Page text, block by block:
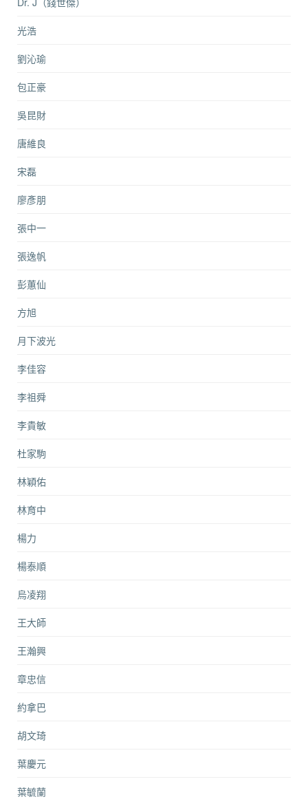
光浩
劉沁瑜
包正豪
吳昆財
唐維良
宋磊
廖彥朋
張中一
張逸帆
彭蕙仙
方旭
月下波光
李佳容
李祖舜
李貴敏
杜家駒
林穎佑
林育中
楊力
楊泰順
烏凌翔
王大師
王瀚興
章忠信
約拿巴
胡文琦
葉慶元
葉毓蘭